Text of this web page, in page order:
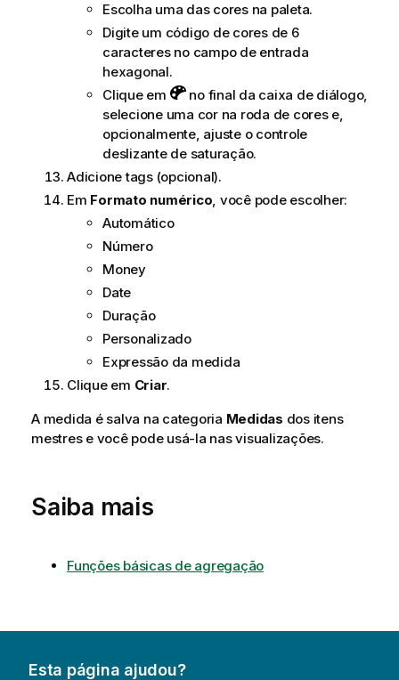
Escolha uma das cores na paleta.
Digite um código de cores de 6
caracteres no campo de entrada
hexagonal.
Clique em
no final da caixa de diálogo,
selecione uma cor na roda de cores e,
opcionalmente, ajuste o controle
deslizante de saturação.
Adicione tags (opcional).
Em Formato numérico, você pode escolher:
Automático
Número
Money
Date
Duração
Personalizado
Expressão da medida
Clique em Criar.
A medida é salva na categoria Medidas dos itens
mestres e você pode usá-la nas visualizações.
Saiba mais
Funções básicas de agregação
Esta página ajudou?